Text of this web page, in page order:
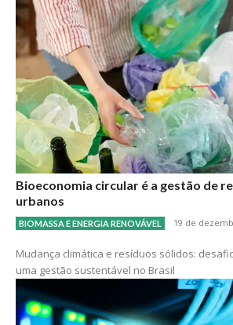
Bioeconomia circular é a gestão de
urbanos
BIOMASSA E ENERGIA RENOVÁVEL 19 de
Mudança climática e resíduos sólidos:
uma gestão sustentável no Brasil